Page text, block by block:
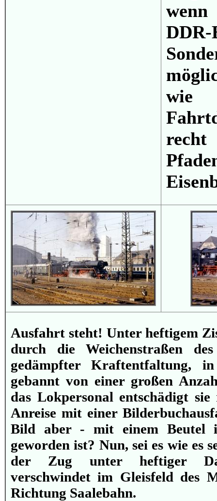
DDR-
recht
Ausfahrt steht! Unter heftigem
durch die Weichenstraßen
gedämpfter Kraftentfaltung,
gebannt von einer großen
das Lokpersonal entschädigt
Anreise mit einer
Bild aber - mit einem
geworden ist? Nun, sei es wie es
der Zug unter heftiger
verschwindet im Gleisfeld des
Richtung Saalebahn.